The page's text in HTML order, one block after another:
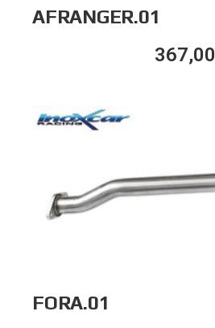
AFRANGER.01
367,00
FORA.01